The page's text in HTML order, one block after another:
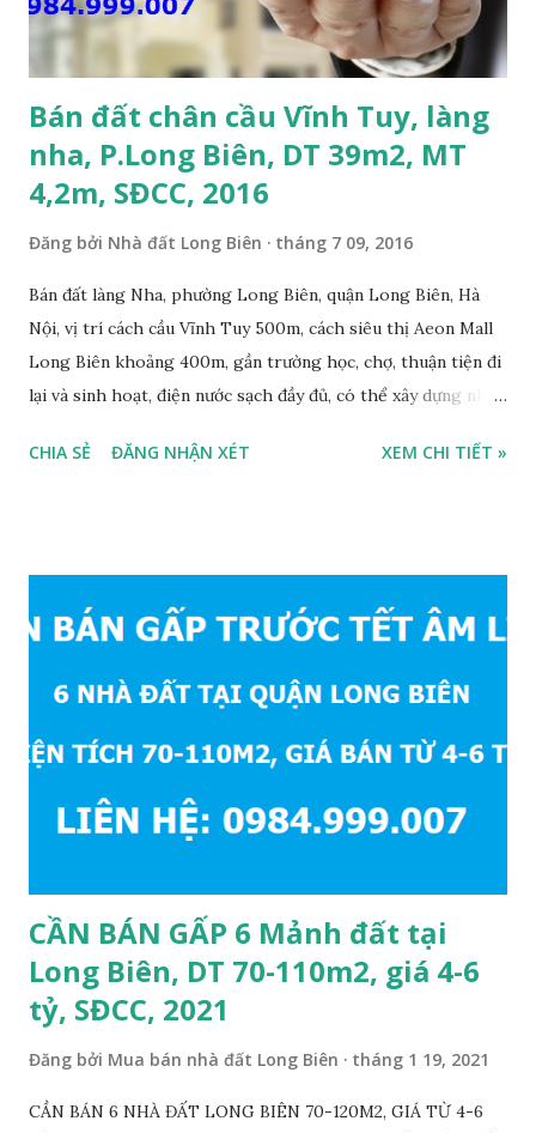
Vĩnh Tuy và siêu thị Aeon Mall Long Biên khoảng 500m; •
Khu vực đông đúc dân cư, thuận tiện đi lại và sinh hoạt; ...
Bán đất chân cầu Vĩnh Tuy, làng
nha, P.Long Biên, DT 39m2, MT
4,2m, SĐCC, 2016
Đăng bởi Nhà đất Long Biên tháng 7 09, 2016
Bán đất làng Nha, phường Long Biên, quận Long Biên, Hà
Nội, vị trí cách cầu Vĩnh Tuy 500m, cách siêu thị Aeon Mall
Long Biên khoảng 400m, gần trường học, chợ, thuận tiện đi
lại và sinh hoạt, điện nước sạch đầy đủ, có thể xây dựng nhà
đi lại và sinh hoạt, đất thổ cư, hướng Đông Nam, diện tích
CHIA SẺ ĐĂNG NHẬN XÉT XEM CHI TIẾT »
CẦN BÁN GẤP 6 Mảnh đất tại
Long Biên, DT 70-110m2, giá 4-6
tỷ, SĐCC, 2021
Đăng bởi Mua bán nhà đất Long Biên tháng 1 19, 2021
CẦN BÁN 6 NHÀ ĐẤT LONG BIÊN 70-120M2, GIÁ TỪ 4-6